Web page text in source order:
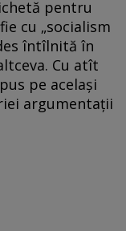
pentru
cu „socialism
întîlnită în
Cu atît
pe acelaşi
argumentaţii